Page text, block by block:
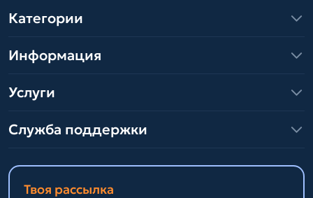
Категории
Информация
Услуги
Служба поддержки
Твоя рассылка